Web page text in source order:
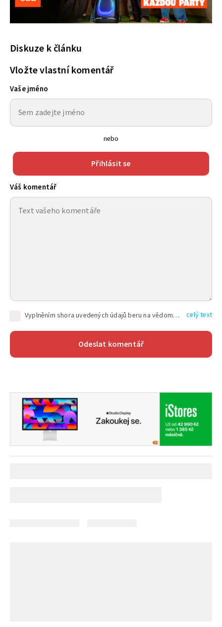
Diskuze k článku
Vložte vlastní komentář
Vaše jméno
nebo
Přihlásit se
Váš komentář
Vyplněním shora uvedených údajů beru na vědomí, že společnost TEXT FACTORY s.r.o., sídlem Brno, Durďákova 336/29, Černá Pole, PSČ: 613 00, IČ: 06157831, zapsané u Krajského soudu v Brně, oddíl C, vložka 100399, bude zpracovávat mé osobní údaje uvedené v rámci mnou vyplněného registračního formuláře na základě oprávněných zájmů TEXT FACTORY s.r.o. dle čl. 6 odst. 1 písm. f) GDPR a pro splnění právních povinností (čl. 6 odst. 1 písm. c) GDPR), a to pro tyto účely: nezbytnost zajistit oprávnění návštěvníka webových stránek provozovaných společností TEXT FACTORY s.r.o. přispívat aktivně ke zveřejněným článkům nebo v rámci diskusních fór a výkon práv TEXT FACTORY s.r.o. jako administrátora těchto diskusních fór. Více informací o zpracování osobních údajů a právech lze nalézt v celý text